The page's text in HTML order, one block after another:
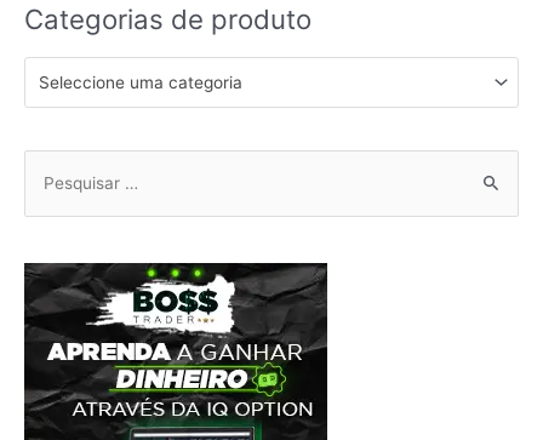
Categorias de produto
Seleccione uma categoria
Pesquisar